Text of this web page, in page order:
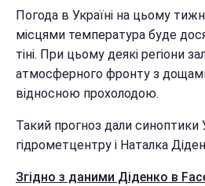
Погода в Україні на цьому
місцями температура буде
тіні. При цьому деякі регіони
атмосферного фронту з
відносною прохолодою.
Такий прогноз дали синоптики
гідрометцентру і Наталка
Згідно з даними Діденко в